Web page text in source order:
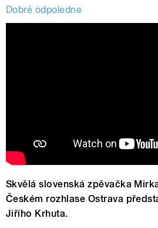
Dobré odpoledne
Skvělá slovenská zpěvačka
Českém rozhlase Ostrava
Jiřího Krhuta.